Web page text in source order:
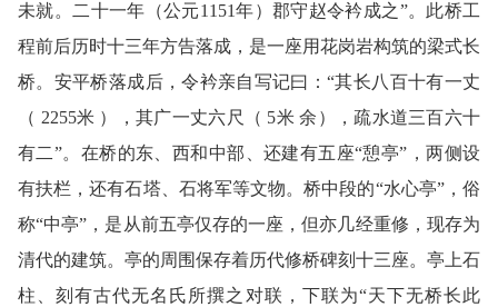
未就。二十一年（公元1151年）郡守赵令衿成之”。此桥工
程前后历时十三年方告落成，是一座用花岗岩构筑的梁式长
桥。安平桥落成后，令衿亲自写记曰：“其长八百十有一丈
（ 2255米 ），其广一丈六尺（ 5米余），疏水道三百六十
有二”。在桥的东、西和中部、还建有五座“憩亭”，两侧设
有扶栏，还有石塔、石将军等文物。桥中段的“水心亭”，俗
称“中亭”，是从前五亭仅存的一座，但亦几经重修，现存为
清代的建筑。亭的周围保存着历代修桥碑刻十三座。亭上石
柱、刻有古代无名氏所撰之对联，下联为“天下无桥长此